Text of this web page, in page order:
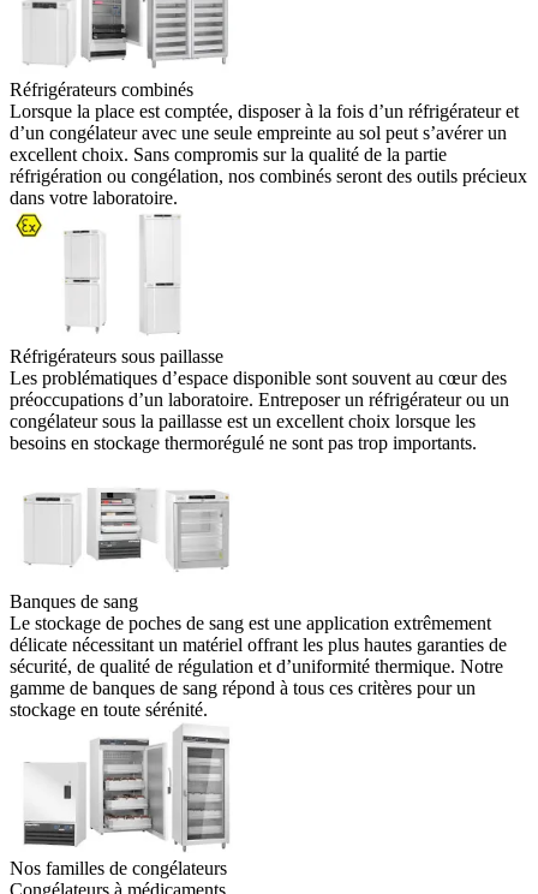
Réfrigérateurs combinés
Lorsque la place est comptée, disposer à la fois d’un réfrigérateur et
d’un congélateur avec une seule empreinte au sol peut s’avérer un
excellent choix. Sans compromis sur la qualité de la partie
réfrigération ou congélation, nos combinés seront des outils précieux
dans votre laboratoire.
Réfrigérateurs sous paillasse
Les problématiques d’espace disponible sont souvent au cœur des
préoccupations d’un laboratoire. Entreposer un réfrigérateur ou un
congélateur sous la paillasse est un excellent choix lorsque les
besoins en stockage thermorégulé ne sont pas trop importants.
Banques de sang
Le stockage de poches de sang est une application extrêmement
délicate nécessitant un matériel offrant les plus hautes garanties de
sécurité, de qualité de régulation et d’uniformité thermique. Notre
gamme de banques de sang répond à tous ces critères pour un
stockage en toute sérénité.
Nos familles de congélateurs
Congélateurs à médicaments